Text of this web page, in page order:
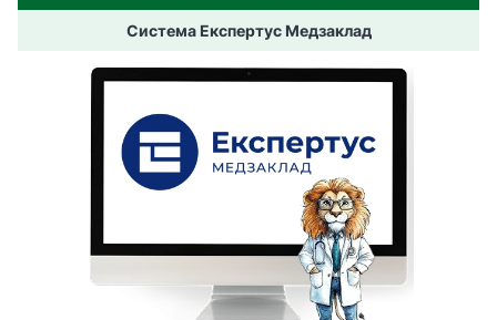
Система Експертус Медзаклад